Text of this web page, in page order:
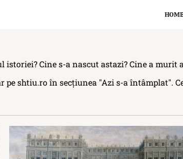
Cine s-a nascut astazi? Cine a murit
pe shtiu.ro în secțiunea "Azi s-a întâmplat".